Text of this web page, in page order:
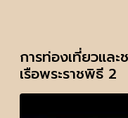
การท่องเที่ยวแล
เรือพระราชพิธี 2